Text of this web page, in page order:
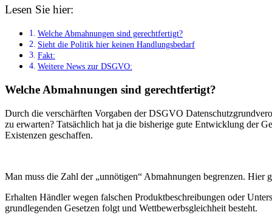
Lesen Sie hier:
Welche Abmahnungen sind gerechtfertigt?
Sieht die Politik hier keinen Handlungsbedarf
Fakt:
Weitere News zur DSGVO:
Welche Abmahnungen sind gerechtfertigt?
Durch die verschärften Vorgaben der DSGVO
zu erwarten? Tatsächlich hat ja die bisherige gute Entwicklung der
Existenzen geschaffen.
Man muss die Zahl der „unnötigen“ Abmahnungen begrenzen.
Erhalten Händler wegen falschen Produktbeschreibungen oder
grundlegenden Gesetzen folgt und Wettbewerbsgleichheit besteht.